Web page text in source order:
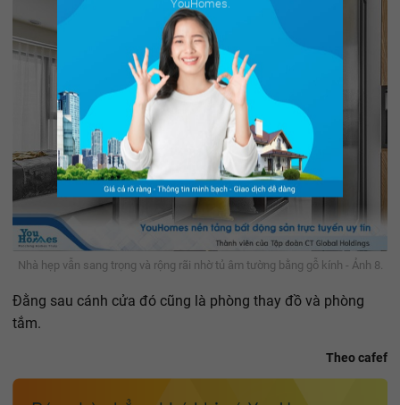
Nhà hẹp vẫn sang trọng và rộng rãi nhờ tủ âm tường bằng gỗ kính - Ảnh 8.
Đằng sau cánh cửa đó cũng là phòng thay đồ và phòng
tắm.
Theo cafef
YouHomes.